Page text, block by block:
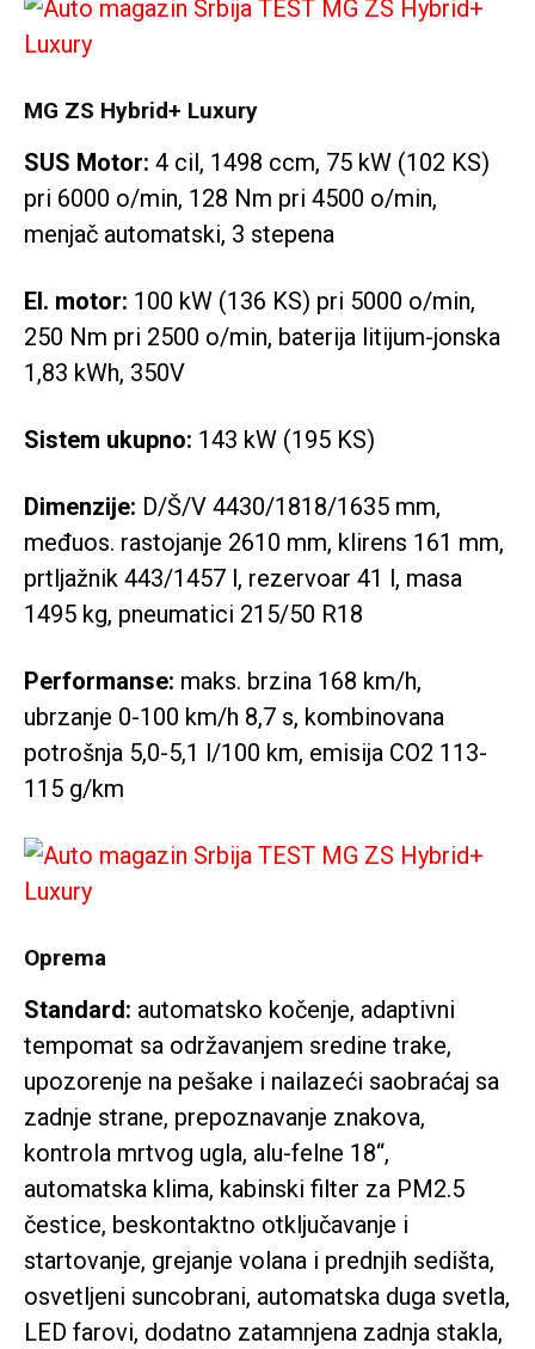
MG ZS Hybrid+ Luxury
SUS Motor: 4 cil, 1498 ccm, 75 kW (102 KS)
pri 6000 o/min, 128 Nm pri 4500 o/min,
menjač automatski, 3 stepena
El. motor: 100 kW (136 KS) pri 5000 o/min,
250 Nm pri 2500 o/min, baterija litijum-jonska
1,83 kWh, 350V
Sistem ukupno: 143 kW (195 KS)
Dimenzije: D/Š/V 4430/1818/1635 mm,
međuos. rastojanje 2610 mm, klirens 161 mm,
prtljažnik 443/1457 l, rezervoar 41 l, masa
1495 kg, pneumatici 215/50 R18
Performanse: maks. brzina 168 km/h,
ubrzanje 0-100 km/h 8,7 s, kombinovana
potrošnja 5,0-5,1 l/100 km, emisija CO2 113-
115 g/km
Oprema
Standard: automatsko kočenje, adaptivni
tempomat sa održavanjem sredine trake,
upozorenje na pešake i nailazeći saobraćaj sa
zadnje strane, prepoznavanje znakova,
kontrola mrtvog ugla, alu-felne 18“,
automatska klima, kabinski filter za PM2.5
čestice, beskontaktno otključavanje i
startovanje, grejanje volana i prednjih sedišta,
osvetljeni suncobrani, automatska duga svetla,
LED farovi, dodatno zatamnjena zadnja stakla,